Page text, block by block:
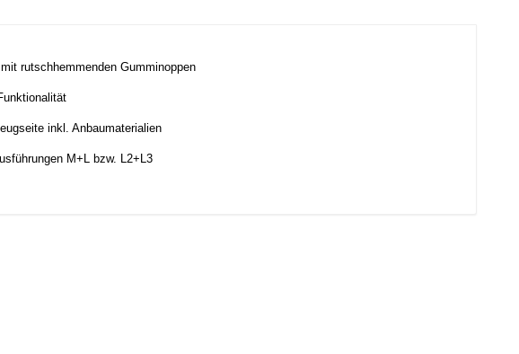
rutschhemmenden Gumminoppen
inkl. Anbaumaterialien
M+L bzw. L2+L3